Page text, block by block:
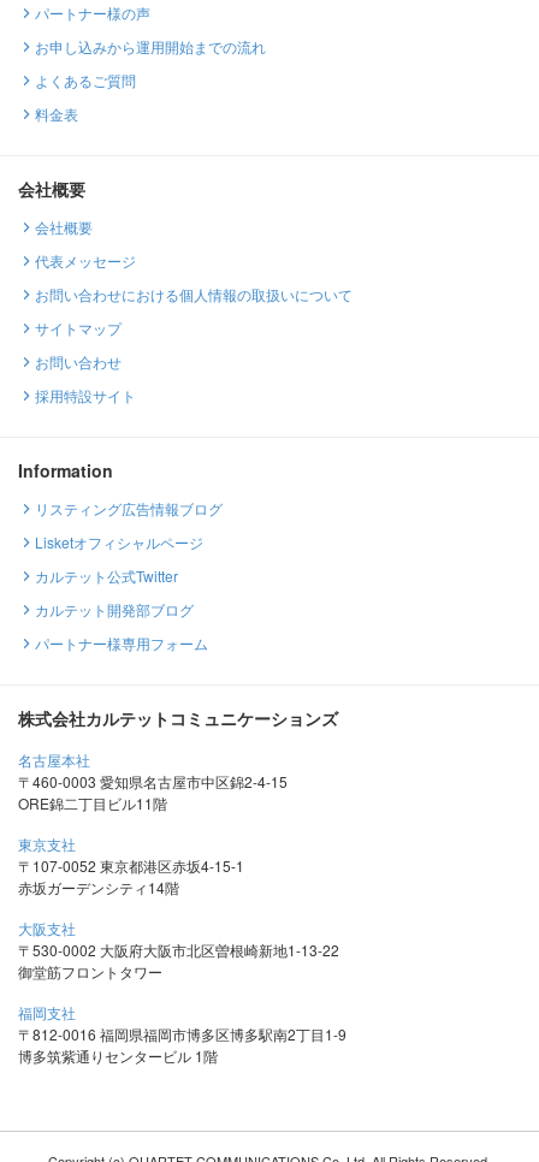
パートナー様の声
お申し込みから運用開始までの流れ
よくあるご質問
料金表
会社概要
会社概要
代表メッセージ
お問い合わせにおける個人情報の取扱いについて
サイトマップ
お問い合わせ
採用特設サイト
Information
リスティング広告情報ブログ
Lisketオフィシャルページ
カルテット公式Twitter
カルテット開発部ブログ
パートナー様専用フォーム
株式会社カルテットコミュニケーションズ
名古屋本社
〒460-0003 愛知県名古屋市中区錦2-4-15
ORE錦二丁目ビル11階
東京支社
〒107-0052 東京都港区赤坂4-15-1
赤坂ガーデンシティ14階
大阪支社
〒530-0002 大阪府大阪市北区曽根崎新地1-13-22
御堂筋フロントタワー
福岡支社
〒812-0016 福岡県福岡市博多区博多駅南2丁目1-9
博多筑紫通りセンタービル 1階